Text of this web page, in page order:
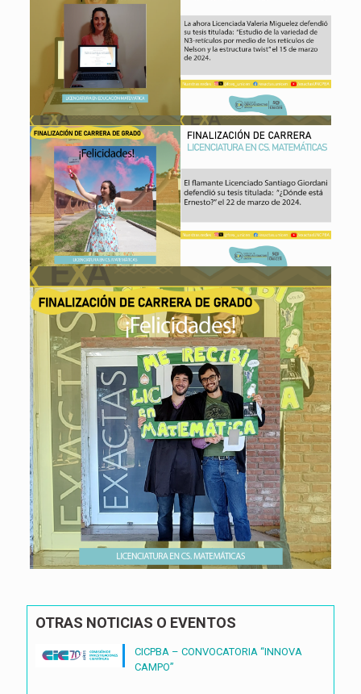
OTRAS NOTICIAS O EVENTOS
CICPBA – CONVOCATORIA “INNOVA
CAMPO”